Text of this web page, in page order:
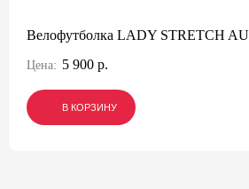
Велофутболка LADY STRETCH
Цена: 5 900 р.
В КОРЗИНУ
В КОРЗИНУ
В КОРЗИНУ